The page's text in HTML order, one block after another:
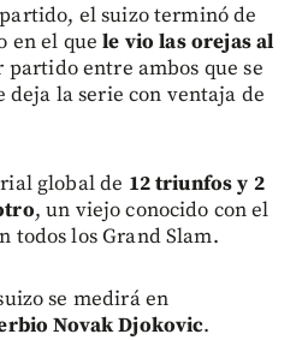
el suizo terminó de
en el que le vio las orejas al
entre ambos que se
deja la serie con ventaja de
global de 12 triunfos y 2
, un viejo conocido con el
todos los Grand Slam.
se medirá en
Novak Djokovic.